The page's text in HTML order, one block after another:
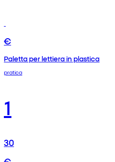
€
Paletta per lettiera in plastica
pratica
1
30